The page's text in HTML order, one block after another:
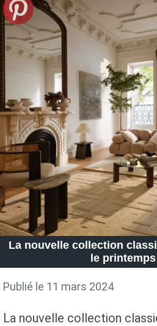
La nouvelle collection
le
Publié le 11 mars 2024
La nouvelle collection